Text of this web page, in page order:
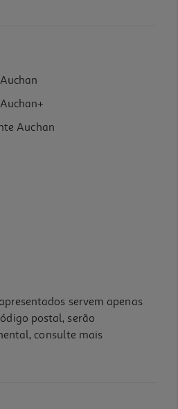
Auchan
servem apenas
postal, serão
consulte mais